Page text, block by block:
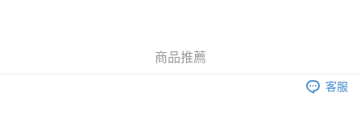
(澳門門市) 只顯示可選門市。確認發貨後2-5個工作天到店，3天內
商品推薦
客服